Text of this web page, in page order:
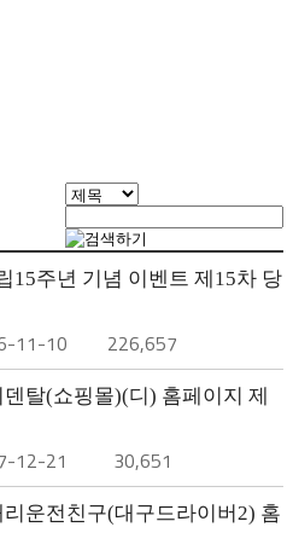
15주년 기념 이벤트 제15차 당
11-10 226,657
덴탈(쇼핑몰)(디) 홈페이지 제
12-21 30,651
운전친구(대구드라이버2) 홈